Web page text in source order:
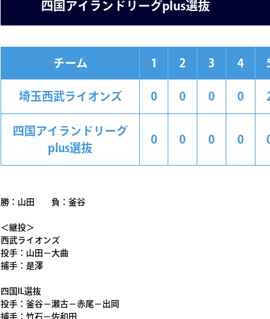
四国アイランドリーグplus選抜
チーム 1 2 3 4
埼玉西武ライオンズ 0 0 0 0
四国アイランドリーグ
plus選抜
0 0 0 0
勝：山田 負：釜谷
＜継投＞
西武ライオンズ
投手：山田－大曲
捕手：是澤
四国IL選抜
投手：釜谷－瀬古－赤尾－出岡
捕手：竹石－佐和田